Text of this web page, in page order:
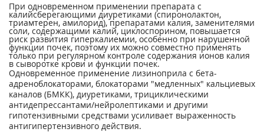
При одновременном применении препарата с
калийсберегающими диуретиками (спиронолактон,
триамтерен, амилорид), препаратами калия, заменителями
соли, содержащими калий, циклоспорином, повышается
риск развития гиперкалиемии, особенно при нарушенной
функции почек, поэтому их можно совместно применять
только при регулярном контроле содержания ионов калия
в сыворотке крови и функции почек.
Одновременное применение лизиноприла с бета-
адреноблокаторами, блокаторами "медленных" кальциевых
каналов (БМКК), диуретиками, трициклическими
антидепрессантами/нейролептиками и другими
гипотензивными средствами усиливает выраженность
антигипертензивного действия.